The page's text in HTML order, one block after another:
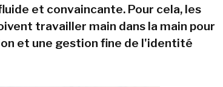
et convaincante. Pour cela, les
travailler main dans la main pour
et une gestion fine de l'identité